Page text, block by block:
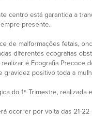
centro está garantida a
presente.
de malformações fetais,
diferentes ecografias
é Ecografia Precoce
gravidez positivo toda a
do 1º Trimestre, realizada
ocorrer por volta das 21-22